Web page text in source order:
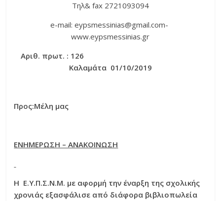
Τηλ& fax 2721093094
e-mail: eypsmessinias@gmail.com-
www.eypsmessinias.gr
Αριθ. πρωτ. : 126
Καλαμάτα 01/10/2019
Προς:Μέλη μας
ΕΝΗΜΕΡΩΣΗ – ΑΝΑΚΟΙΝΩΣΗ
Η Ε.Υ.Π.Σ.Ν.Μ. με αφορμή την έναρξη της σχολικής
χρονιάς εξασφάλισε από διάφορα βιβλιοπωλεία